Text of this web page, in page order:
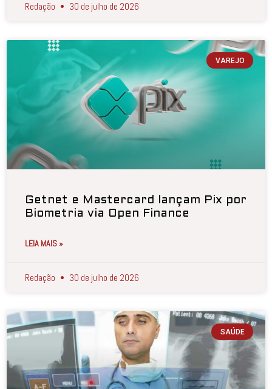
Redação 30 de julho de 2026
VAREJO
Getnet e Mastercard lançam Pix por
Biometria via Open Finance
LEIA MAIS »
Redação 30 de julho de 2026
SAÚDE